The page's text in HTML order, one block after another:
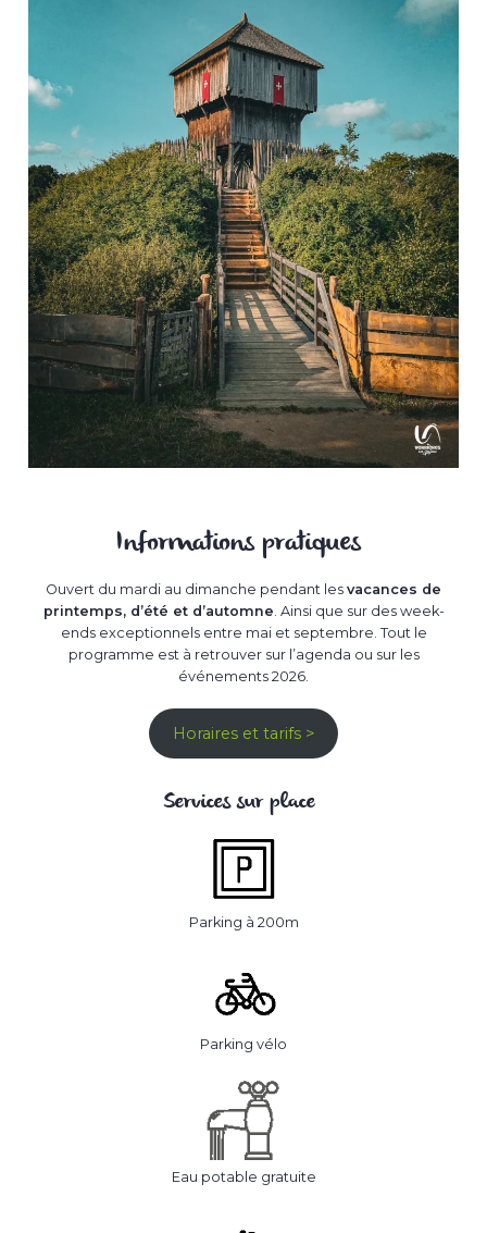
Informations pratiques
Ouvert du mardi au dimanche pendant les vacances de
printemps, d’été et d’automne . Ainsi que sur des week-
ends exceptionnels entre mai et septembre. Tout le
programme est à retrouver sur l’agenda ou sur les
événements 2026.
Horaires et tarifs >
Services sur place
Parking à 200m
Parking vélo
Eau potable gratuite